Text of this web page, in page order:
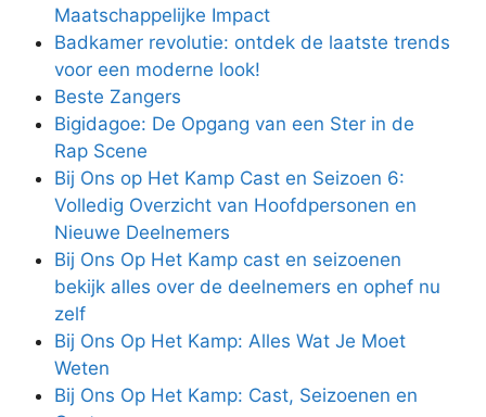
Maatschappelijke Impact
Badkamer revolutie: ontdek de laatste trends
voor een moderne look!
Beste Zangers
Bigidagoe: De Opgang van een Ster in de
Rap Scene
Bij Ons op Het Kamp Cast en Seizoen 6:
Volledig Overzicht van Hoofdpersonen en
Nieuwe Deelnemers
Bij Ons Op Het Kamp cast en seizoenen
bekijk alles over de deelnemers en ophef nu
zelf
Bij Ons Op Het Kamp: Alles Wat Je Moet
Weten
Bij Ons Op Het Kamp: Cast, Seizoenen en